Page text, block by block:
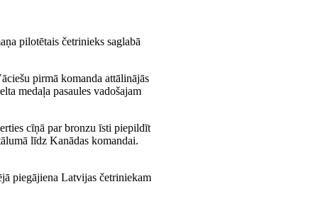
pilotētais četrinieks saglabā
pirmā komanda attālinājās
medaļa pasaules vadošajam
cīņā par bronzu īsti piepildīt
līdz Kanādas komandai.
piegājiena Latvijas četriniekam